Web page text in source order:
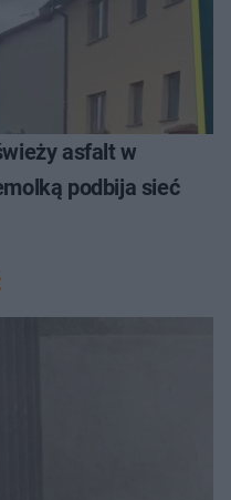
asfalt w
podbija sieć